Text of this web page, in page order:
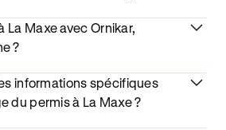
La Maxe avec Ornikar,
?
informations spécifiques
du permis à La Maxe ?